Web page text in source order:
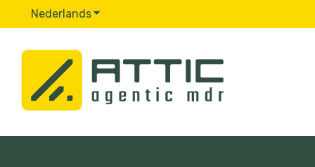
NederlandsSubmenu tonen voor vertalingen